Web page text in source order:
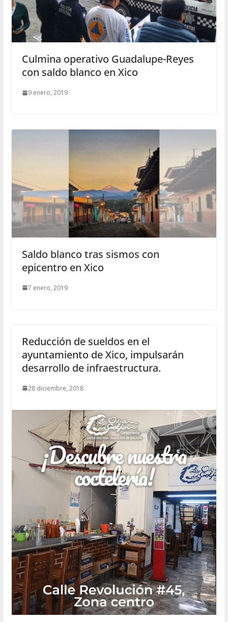
Culmina operativo Guadalupe-Reyes
con saldo blanco en Xico
9 enero, 2019
Saldo blanco tras sismos con
epicentro en Xico
7 enero, 2019
Reducción de sueldos en el
ayuntamiento de Xico, impulsarán
desarrollo de infraestructura.
28 diciembre, 2018